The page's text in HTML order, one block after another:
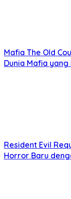
Mafia The Old
Dunia Mafia
Resident Evil
Horror Baru